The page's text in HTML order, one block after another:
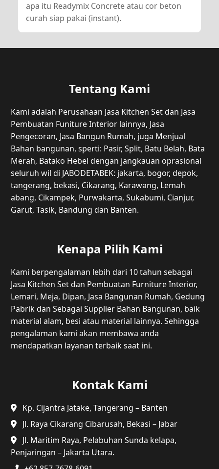
apa itu Readymix Concrete atau cor beton
curah siap pakai (instant).
Tentang Kami
Kami adalah Perusahaan Jasa Kitchen Set dan Jasa
Pembuatan Funiture Interior lainnya, Jasa
Pengecoran, Jasa Bangun Rumah, juga Menjual
Bahan bangunan, sperti: Pasir, Split, Batu Belah, Bata
Merah, Batako Hebel dengan jangkauan oprasional
seluruh wil di JABODETABEK: jakarta, bogor, depok,
tangerang, bekasi, Cikarang, Karawang, Lemah
abang, Cikampek, Purwakarta, Sukabumi, Cianjur,
Garut, Tasik, Bandung dan Banten.
Kenapa Pilih Kami
Kami berpengalaman lebih dari 10 tahun sebagai
Jasa Kitchen Set dan Pembuatan Furniture Interior,
Lemari, Meja, Dipan, Jasa Bangunan Rumah, Gedung
Pabrik dan Sebagai Supplier Bahan Bangunan, baik
material alam, besi atau material lainnya. Sehingga
pengalaman kami akan membawa anda
mendapatkan layanan terbaik saat ini.
Kontak Kami
Kp. Cijantra Jatake, Tangerang – Banten
Jl. Raya Cikarang Cibarusah, Bekasi – Jabar
Jl. Maritim Raya, Pelabuhan Sunda kelapa,
Penjaringan – Jakarta Utara.